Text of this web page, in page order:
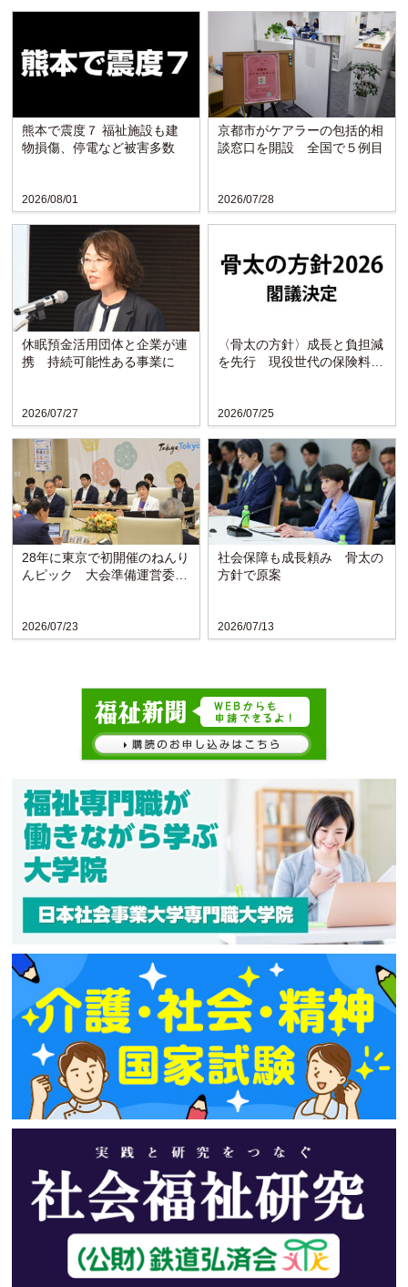
2026/08/01
熊本で震度７ 福祉施設も建
物損傷、停電など被害多数
2026/07/28
京都市がケアラーの包括的相
談窓口を開設 全国で５例目
2026/07/27
休眠預金活用団体と企業が連
携 持続可能性ある事業に
2026/07/25
〈骨太の方針〉成長と負担減
を先行 現役世代の保険料引
2026/07/23
28年に東京で初開催のねんり
んピック 大会準備運営委が
2026/07/13
社会保障も成長頼み 骨太の
方針で原案